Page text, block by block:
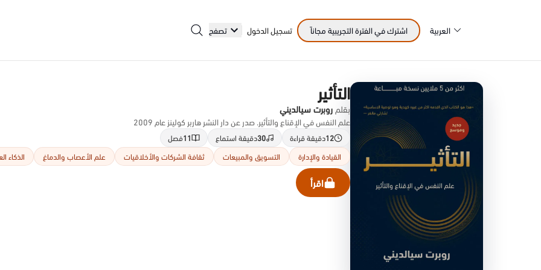
تصفح تسجيل الدخول اشترك في الفترة التجريبية مجاناً العربية
التأثير
بقلم روبرت سيالديني
علم النفس في الإقناع والتأثير. صدر عن دار النشر هاربر كولينز عام 2009
12دقيقة قراءة 30دقيقة استماع 11فصل
القيادة والإدارة
التسويق والمبيعات ثقافة الشركات والأخلاقيات علم الأعصاب والدماغ الذكاء
اقرأ